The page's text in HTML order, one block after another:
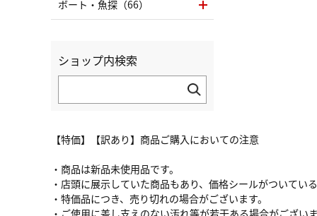
【特価】【訳あり】商品ご購入においての注意
・商品は新品未使用品です。
・店頭に展示していた商品もあり、価格シールがついている
・特価品につき、売り切れの場合がございます。
・ご使用に差し支えのない汚れ等が若干ある場合がございま
ボート・魚探（66）
ショップ内検索